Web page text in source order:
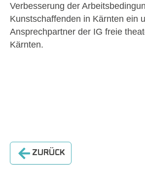
Verbesserung der
Kunstschaffenden in Kärnten ein
Ansprechpartner der IG freie
Kärnten.
ZURÜCK